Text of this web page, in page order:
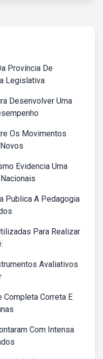
Província De
Legislativa
Desenvolver Uma
Os Movimentos
Evidencia Uma
Publica A Pedagogia
Para Realizar
Avaliativos
Completa Correta E
Com Intensa